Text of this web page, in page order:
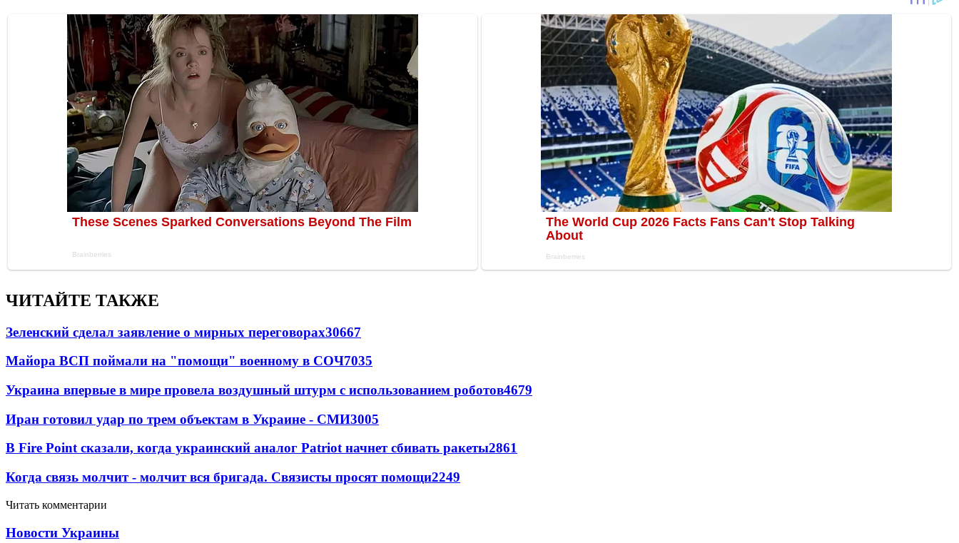
ЧИТАЙТЕ ТАКЖЕ
Зеленский сделал заявление о мирных переговорах30667
Майора ВСП поймали на "помощи" военному в СОЧ7035
Украина впервые в мире провела воздушный штурм с использованием роботов4679
Иран готовил удар по трем объектам в Украине - СМИ3005
В Fire Point сказали, когда украинский аналог Patriot начнет сбивать ракеты2861
Когда связь молчит - молчит вся бригада. Связисты просят помощи2249
Читать комментарии
Новости Украины